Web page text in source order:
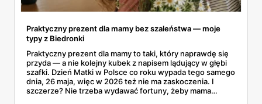
Praktyczny prezent dla mamy bez szaleństwa — moje
typy z Biedronki
Praktyczny prezent dla mamy to taki, który naprawdę się
przyda — a nie kolejny kubek z napisem lądujący w głębi
szafki. Dzień Matki w Polsce co roku wypada tego samego
dnia, 26 maja, więc w 2026 też nie ma zaskoczenia. I
szczerze? Nie trzeba wydawać fortuny, żeby mama